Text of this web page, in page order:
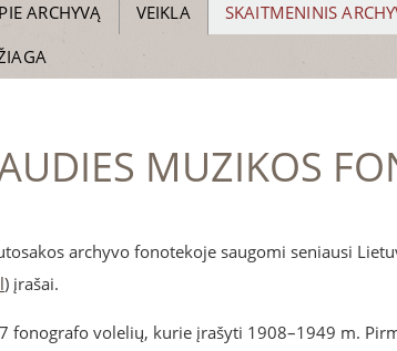
ARCHYVĄ VEIKLA SKAITMENINIS
MUZIKOS
archyvo fonotekoje saugomi seniausi
) įrašai.
fonografo volelių, kurie įrašyti 1908–1949 m.